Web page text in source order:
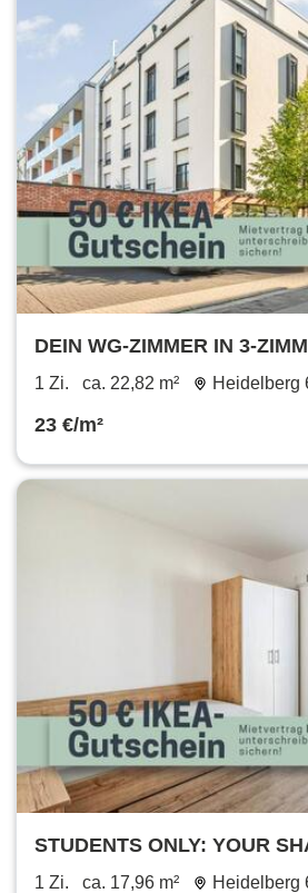
DEIN WG-ZIMMER IN 3-
STUDENTENAPARTMENT:
1 Zi. ca. 22,82 m² Heidelberg
23 €/m²
STUDENTS ONLY: YOUR
A 2-ROOM APARTMENT:
1 Zi. ca. 17,96 m² Heidelberg